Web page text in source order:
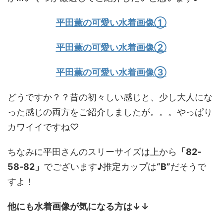
平田薫の可愛い水着画像①
平田薫の可愛い水着画像②
平田薫の可愛い水着画像③
どうですか？？昔の初々しい感じと、少し大人にな
った感じの両方をご紹介しましたが。。。やっぱり
カワイイですね♡
ちなみに平田さんのスリーサイズは上から
「82‐
58‐82」 でございます♪推定カップは“B”だそうで
すよ！
他にも水着画像が気になる方は↓↓